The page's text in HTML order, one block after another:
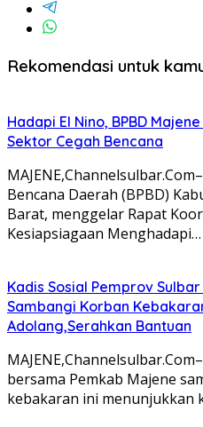
Rekomendasi untuk
Hadapi El Nino, BPBD
Sektor Cegah Bencana
Bencana Daerah (BPBD)
Barat, menggelar Rapat
Kesiapsiagaan Menghadapi…
Kadis Sosial Pemprov
Sambangi Korban
Adolang,Serahkan Bantuan
bersama Pemkab Majene
kebakaran ini menunjukkan